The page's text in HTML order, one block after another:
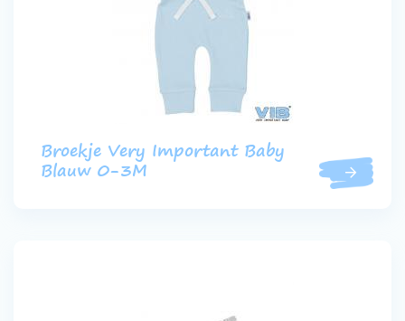
Broekje Very Important Baby
Blauw 0-3M